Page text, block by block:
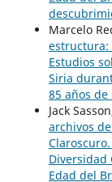
Marcelo
estructura:
Estudios
Siria
85 años
Jack
archivos
Diversidad
Edad del